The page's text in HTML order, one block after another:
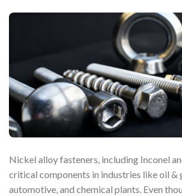
Nickel alloy fasteners, including Inconel
critical components in industries like oil &
automotive, and chemical plants. Even